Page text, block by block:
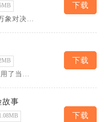
象对决
下载
了当前
下载
故事
下载